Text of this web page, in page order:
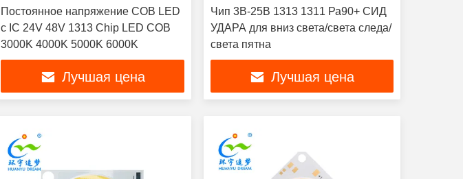
Постоянное напряжение COB LED
с IC 24V 48V 1313 Chip LED COB
3000K 4000K 5000K 6000K
Лучшая цена
Чип 3В-25В 1313 1311 Ра90+ СИД
УДАРА для вниз света/света следа/
света пятна
Лучшая цена